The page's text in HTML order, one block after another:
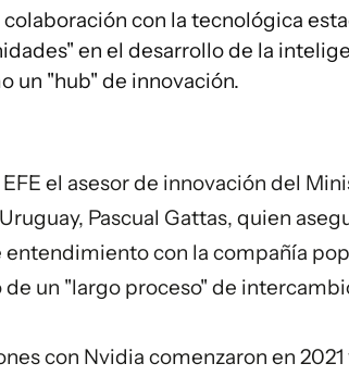
con la tecnológica
en el desarrollo de la
un "hub" de innovación.
el asesor de innovación del
Pascual Gattas, quien
con la compañía
un "largo proceso" de
con Nvidia comenzaron en